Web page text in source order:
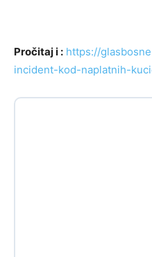
Pročitaj i : https://
incident-kod-naplatnih-